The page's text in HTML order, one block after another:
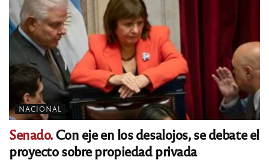
NACIONAL
Senado.Con eje en los desalojos, se debate el
proyecto sobre propiedad privada